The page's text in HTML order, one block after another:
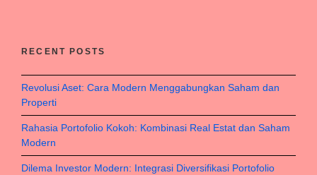
RECENT POSTS
Revolusi Aset: Cara Modern Menggabungkan Saham dan
Properti
Rahasia Portofolio Kokoh: Kombinasi Real Estat dan Saham
Modern
Dilema Investor Modern: Integrasi Diversifikasi Portofolio